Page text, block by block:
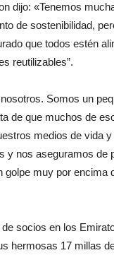
dijo: «Tenemos
de sostenibilidad,
que todos estén
reutilizables”.
Somos un
de que muchos de
medios de vida
y nos aseguramos de
muy por encima
socios en los
hermosas 17 millas